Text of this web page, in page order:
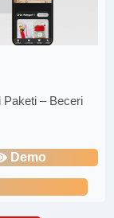
Paketi – Beceri
Demo